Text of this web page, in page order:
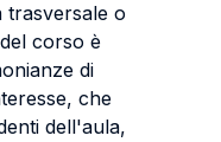
trasversale o
corso è
di
che
dell'aula,